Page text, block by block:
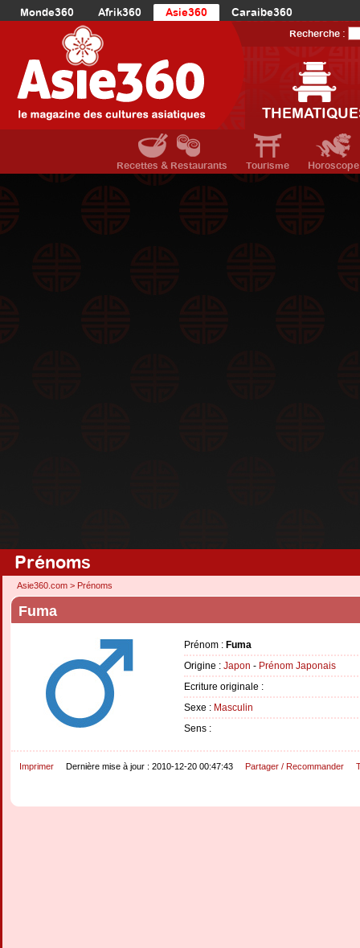
Monde360 Afrik360 Asie360
Caraibe360
Europe360
AmériqueDuNord360
Océanie360
Recherche :
Recettes & Restaurants Tourisme Horoscope
Prénoms
Asie360.com > Prénoms
Fuma
Prénom : Fuma
Origine : Japon - Prénom Japonais
Ecriture originale :
Sexe : Masculin
Sens :
Imprimer Dernière mise à jour : 2010-12-20 00:47:43 Partager / Recommander